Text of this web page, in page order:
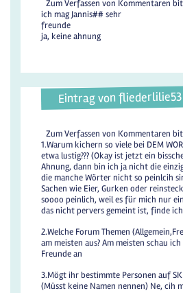
Zum Verfassen von Kommentaren
ich mag Jannis## sehr
freunde
ja, keine ahnung
Eintrag von fliederlilie53
Zum Verfassen von Kommentaren
1.Warum kichern so viele bei DEM
etwa lustig??? (Okay ist jetzt ein
Ahnung, dann bin ich ja nicht die
die manche Wörter nicht so peinlcih
Sachen wie Eier, Gurken oder
soooo peinlich, weil es für mich nur
das nicht pervers gemeint ist, finde
2.Welche Forum Themen
am meisten aus? Am meisten schau
Freunde an
3.Mögt ihr bestimmte Personen auf
(Müsst keine Namen nennen) Ne, cih